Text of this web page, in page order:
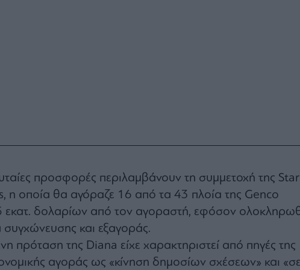
προσφορές περιλαμβάνουν τη συμμετοχή της Star
η οποία θα αγόραζε 16 από τα 43 πλοία της Genco
εκατ. δολαρίων από τον αγοραστή, εφόσον
και εξαγοράς.
πρόταση της Diana είχε χαρακτηριστεί από πηγές της
αγοράς ως «κίνηση δημοσίων σχέσεων» και